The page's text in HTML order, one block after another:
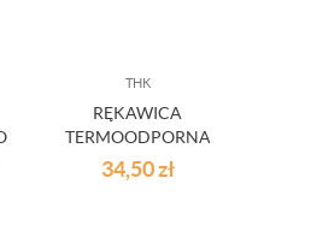
THK
RĘKAWICA
TERMOODPORNA
34,50zł